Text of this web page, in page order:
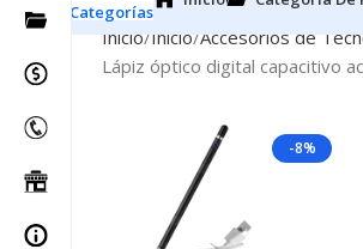
Categorías
Inicio Inicio Accesorios de
Lápiz óptico digital capacitivo
-8%